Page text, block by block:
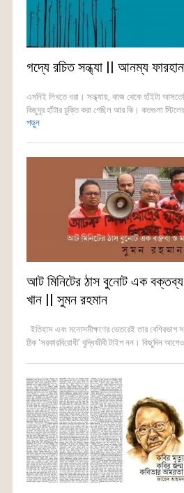
গদ্যে রচিত সন্ধ্যা || আনম্য ফারহান
এমনিই লিখতে ধরা। সন্ধ্যায়, কাজ থেকে হাঁইটা
কিছুদূর হাঁটার চুক্তি করা গেছিল আর কি। কতগুলা স্টিলের
পড়ুন
আট মিনিটের ঠাস বুনোট এক বক্তব্য
খান || সুমন রহমান
ইতিহাস এবং মনোসমীক্ষণের ভেতরেই তার বেশিরভাগ
ঠিক ‘সরকারবিরোধী’ বুদ্ধিজীবী টাইপ নন। কিছুদিন